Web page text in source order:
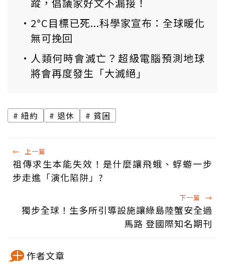
2°C目標已死...科學家宣布：全球暖化
無可挽回
人類何時會滅亡？超級電腦預測地球
將會再度發生「大滅絕」
紐約 退休 貧困
← 上一篇
祖傳求生本能失效！是什麼讓飛蛾、蜉蝣一步
步走進「演化陷阱」?
下一篇 →
獨步全球！生多所引導設施讓綠島陸蟹安全過
馬路 登國際知名期刊
作者文章